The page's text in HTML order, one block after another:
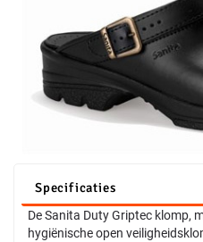
Specificaties
De Sanita Duty Griptec klomp,
hygiënische open